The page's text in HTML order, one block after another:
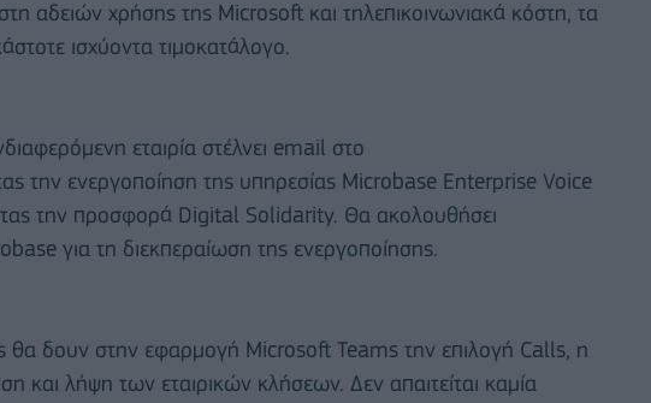
αδειών χρήσης της Microsoft και τηλεπικοινωνιακά κόστη, τα
ισχύοντα τιμοκατάλογο.
εταιρία στέλνει email στο
την ενεργοποίηση της υπηρεσίας Microbase Enterprise Voice
την προσφορά Digital Solidarity. Θα ακολουθήσει
για τη διεκπεραίωση της ενεργοποίησης.
θα δουν στην εφαρμογή Microsoft Teams την επιλογή Calls, η
και λήψη των εταιρικών κλήσεων. Δεν απαιτείται καμία